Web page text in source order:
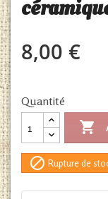
8,00 €
Quantité

 Rupture de